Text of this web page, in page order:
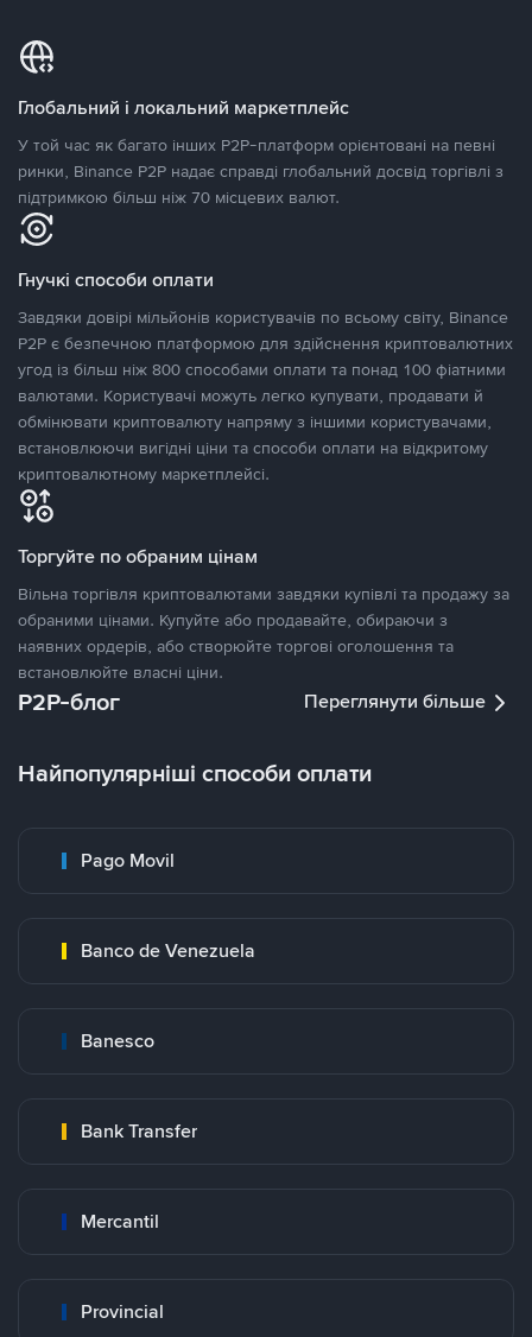
Глобальний і локальний маркетплейс
У той час як багато інших P2P-платформ орієнтовані на певні
ринки, Binance P2P надає справді глобальний досвід торгівлі з
підтримкою більш ніж 70 місцевих валют.
Гнучкі способи оплати
Завдяки довірі мільйонів користувачів по всьому світу, Binance
P2P є безпечною платформою для здійснення криптовалютних
угод із більш ніж 800 способами оплати та понад 100 фіатними
валютами. Користувачі можуть легко купувати, продавати й
обмінювати криптовалюту напряму з іншими користувачами,
встановлюючи вигідні ціни та способи оплати на відкритому
криптовалютному маркетплейсі.
Торгуйте по обраним цінам
Вільна торгівля криптовалютами завдяки купівлі та продажу за
обраними цінами. Купуйте або продавайте, обираючи з
наявних ордерів, або створюйте торгові оголошення та
встановлюйте власні ціни.
P2P-блог Переглянути більше
Найпопулярніші способи оплати
Pago Movil
Banco de Venezuela
Banesco
Bank Transfer
Mercantil
Provincial